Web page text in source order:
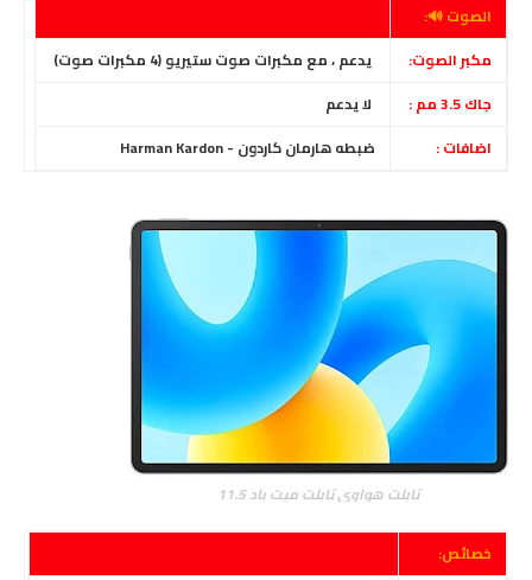
الصوت 🔊:
مكبر الصوت:
يدعم ، مع مكبرات صوت ستيريو (4 مكبرات صوت)
جاك 3.5 مم :
لا يدعم
اضافات :
ضبطه هارمان كاردون - Harman Kardon
تابلت هواوي تابلت ميت باد 11.5
خصائص: